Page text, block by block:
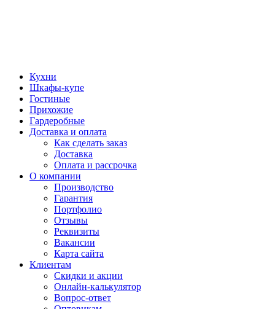
Кухни
Шкафы-купе
Гостиные
Прихожие
Гардеробные
Доставка и оплата
Как сделать заказ
Доставка
Оплата и рассрочка
О компании
Производство
Гарантия
Портфолио
Отзывы
Реквизиты
Вакансии
Карта сайта
Клиентам
Скидки и акции
Онлайн-калькулятор
Вопрос-ответ